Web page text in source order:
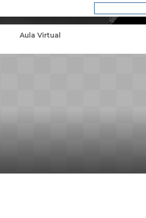
Aula Virtual